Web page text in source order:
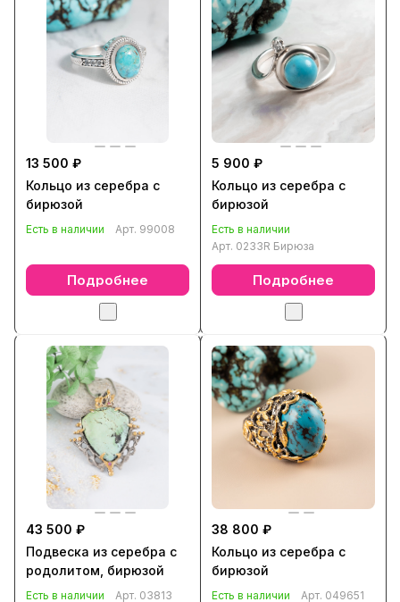
13 500 ₽
Кольцо из серебра с
бирюзой
Есть в наличии Арт. 99008
Подробнее
5 900 ₽
Кольцо из серебра с
бирюзой
Есть в наличии
Арт. 0233R Бирюза
Подробнее
43 500 ₽
Подвеска из серебра с
родолитом, бирюзой
Есть в наличии Арт. 03813
38 800 ₽
Кольцо из серебра с
бирюзой
Есть в наличии Арт. 049651